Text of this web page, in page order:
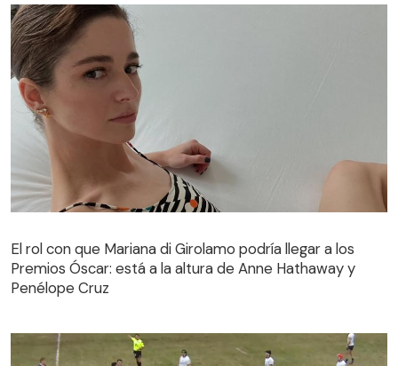
El rol con que Mariana di Girolamo podría llegar a los
Premios Óscar: está a la altura de Anne Hathaway y
Penélope Cruz